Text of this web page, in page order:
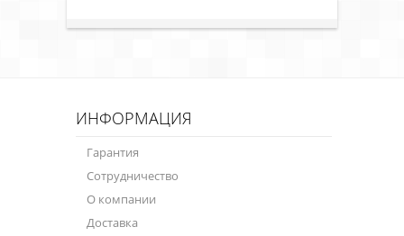
ИНФОРМАЦИЯ
Гарантия
Сотрудничество
О компании
Доставка